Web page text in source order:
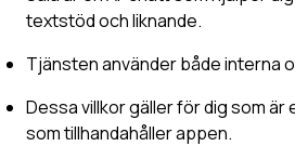
textstöd och liknande.
Tjänsten använder både interna
Dessa villkor gäller för dig som
som tillhandahåller appen.